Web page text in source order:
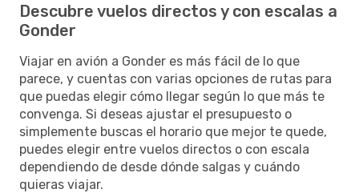
Descubre vuelos directos y con escalas a
Gonder
Viajar en avión a Gonder es más fácil de lo que
parece, y cuentas con varias opciones de rutas para
que puedas elegir cómo llegar según lo que más te
convenga. Si deseas ajustar el presupuesto o
simplemente buscas el horario que mejor te quede,
puedes elegir entre vuelos directos o con escala
dependiendo de desde dónde salgas y cuándo
quieras viajar.